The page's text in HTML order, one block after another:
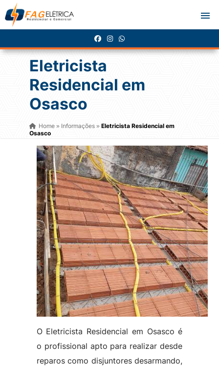
Eletricista
Residencial em
Osasco
Home» Informações » Eletricista Residencial em
Osasco
O Eletricista Residencial em Osasco é
o profissional apto para realizar desde
reparos como disjuntores desarmando,